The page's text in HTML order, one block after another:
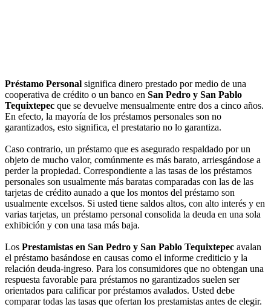
Préstamo Personal significa dinero prestado por medio de una
cooperativa de crédito o un banco en San Pedro y San Pablo
Tequixtepec que se devuelve mensualmente entre dos a cinco años.
En efecto, la mayoría de los préstamos personales son no
garantizados, esto significa, el prestatario no lo garantiza.
Caso contrario, un préstamo que es asegurado respaldado por un
objeto de mucho valor, comúnmente es más barato, arriesgándose a
perder la propiedad. Correspondiente a las tasas de los préstamos
personales son usualmente más baratas comparadas con las de las
tarjetas de crédito aunado a que los montos del préstamo son
usualmente excelsos. Si usted tiene saldos altos, con alto interés y en
varias tarjetas, un préstamo personal consolida la deuda en una sola
exhibición y con una tasa más baja.
Los Prestamistas en San Pedro y San Pablo Tequixtepec avalan
el préstamo basándose en causas como el informe crediticio y la
relación deuda-ingreso. Para los consumidores que no obtengan una
respuesta favorable para préstamos no garantizados suelen ser
orientados para calificar por préstamos avalados. Usted debe
comparar todas las tasas que ofertan los prestamistas antes de elegir.